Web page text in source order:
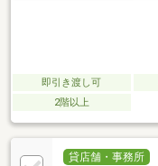
即引き渡し可
2階以上
貸店舗・事務所